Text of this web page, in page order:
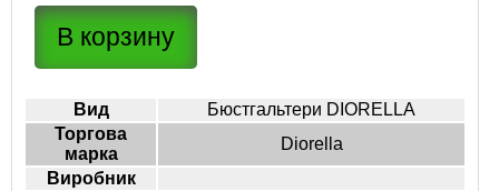
Вид
Бюстгальтери DIORELLA
Торгова
марка
Diorella
Виробник